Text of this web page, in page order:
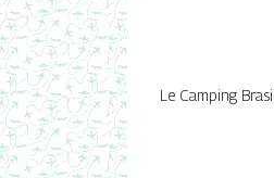
Le Camping